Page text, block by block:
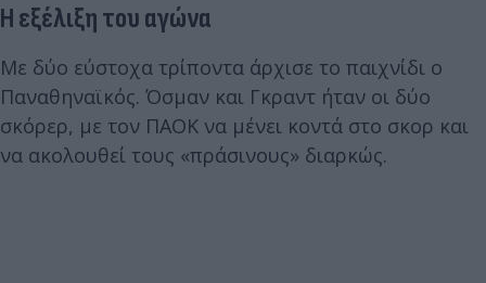
Η εξέλιξη του αγώνα
Με δύο εύστοχα τρίποντα άρχισε το παιχνίδι ο
Παναθηναϊκός. Όσμαν και Γκραντ ήταν οι δύο
σκόρερ, με τον ΠΑΟΚ να μένει κοντά στο σκορ και
να ακολουθεί τους «πράσινους» διαρκώς.